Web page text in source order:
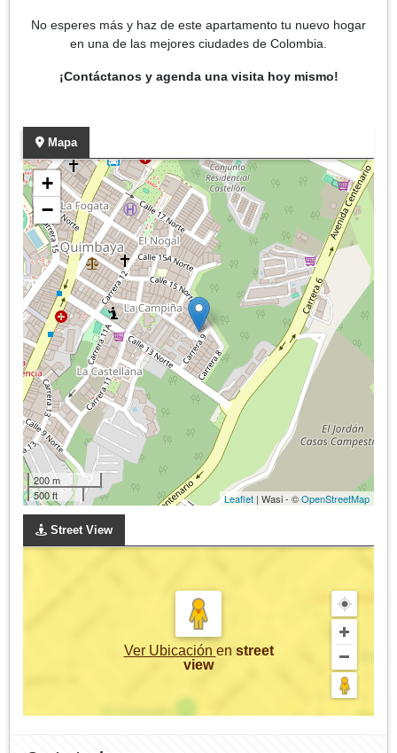
No esperes más y haz de este apartamento tu nuevo hogar
en una de las mejores ciudades de Colombia.
¡Contáctanos y agenda una visita hoy mismo!
Mapa
+
−
200 m
500 ft
Leaflet | Wasi - ©OpenStreetMap
Street View
Ver Ubicación en street
view